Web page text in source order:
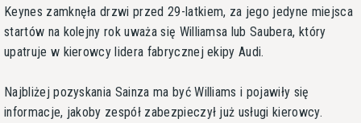
Keynes zamknęła drzwi przed 29-latkiem, za jego jedyne miejsca
startów na kolejny rok uważa się Williamsa lub Saubera, który
upatruje w kierowcy lidera fabrycznej ekipy Audi.
Najbliżej pozyskania Sainza ma być Williams i pojawiły się
informacje, jakoby zespół zabezpieczył już usługi kierowcy.